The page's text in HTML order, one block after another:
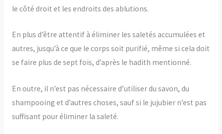
le côté droit et les endroits des ablutions.
En plus d’être attentif à éliminer les saletés accumulées et
autres, jusqu’à ce que le corps soit purifié, même si cela doit
se faire plus de sept fois, d’après le hadith mentionné.
En outre, il n’est pas nécessaire d’utiliser du savon, du
shampooing et d’autres choses, sauf si le jujubier n’est pas
suffisant pour éliminer la saleté.